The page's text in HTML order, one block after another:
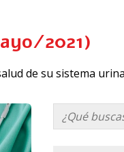
2021)
de su sistema